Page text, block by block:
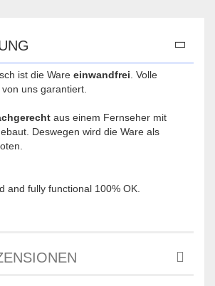
ist die Ware einwandfrei . Volle
uns garantiert.
aus einem Fernseher mit
Deswegen wird die Ware als
and fully functional 100% OK.